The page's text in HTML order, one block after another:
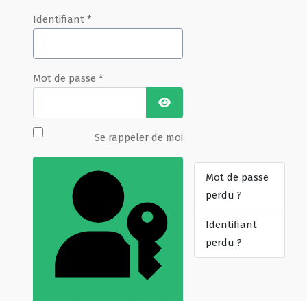
Identifiant *
Mot de passe *
Afficher le mot de passe
Se rappeler de moi
Mot de passe
perdu ?
Identifiant
perdu ?